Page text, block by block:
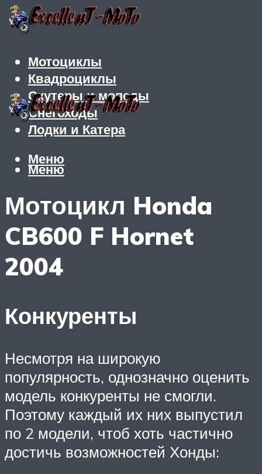
Мотоциклы
Квадроциклы
Скутеры и мопеды
Снегоходы
Лодки и Катера
Меню
Меню
Мотоцикл Honda
CB600 F Hornet
2004
Конкуренты
Несмотря на широкую
популярность, однозначно оценить
модель конкуренты не смогли.
Поэтому каждый их них выпустил
по 2 модели, чтоб хоть частично
достичь возможностей Хонды: